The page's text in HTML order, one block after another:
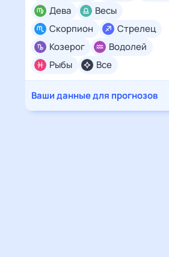
Все
Дева
Весы
Скорпион
Стрелец
Козерог
Водолей
Рыбы
Ваши данные для прогнозов